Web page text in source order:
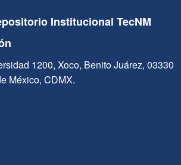
Institucional TecNM
1200, Xoco, Benito Juárez, 03330
México, CDMX.